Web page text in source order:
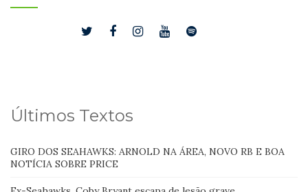
Últimos Textos
GIRO DOS SEAHAWKS: ARNOLD NA ÁREA, NOVO RB E BOA
NOTÍCIA SOBRE PRICE